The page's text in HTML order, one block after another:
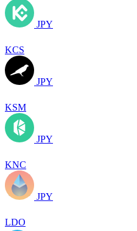
JPY
KCS
JPY
KSM
JPY
KNC
JPY
LDO